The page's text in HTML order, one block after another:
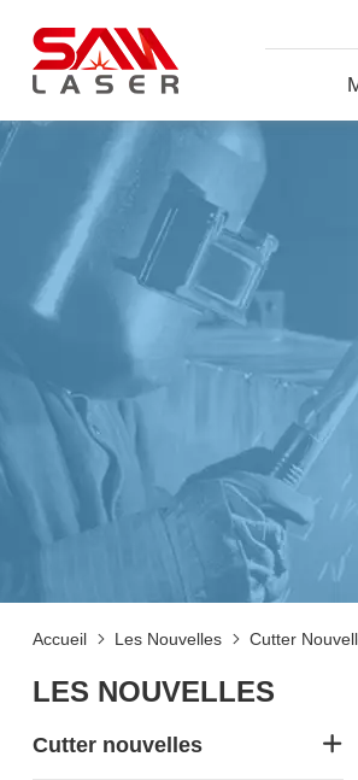
Accueil Les Nouvelles Cutter
LES NOUVELLES
Cutter nouvelles